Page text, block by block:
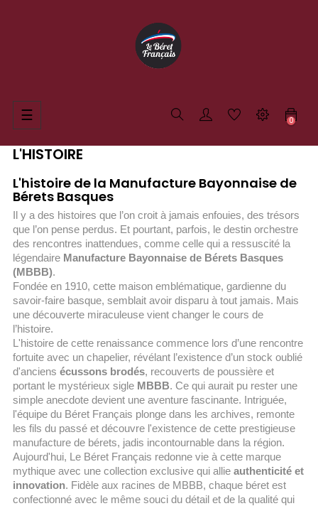
Basculer
la
navigation
☰ 0
L'HISTOIRE
L'histoire de la Manufacture Bayonnaise de
Bérets Basques
Il y a des histoires que l’on croit à jamais enfouies, des trésors
que l’on pense perdus. Et pourtant, parfois, le destin orchestre
des rencontres inattendues, comme celle qui a ressuscité la
légendaire Manufacture Bayonnaise de Bérets Basques
(MBBB).
Fondée en 1910, cette maison emblématique, gardienne du
savoir-faire basque, semblait avoir disparu à tout jamais. Mais
une découverte miraculeuse vient changer le cours de
l’histoire.
L'histoire de cette renaissance commence lors d’une rencontre
fortuite avec un chapelier, révélant l’existence d’un stock oublié
d'anciens écussons brodés, recouverts de poussière et
portant le mystérieux sigle MBBB. Ce qui aurait pu rester une
simple anecdote devient une aventure fascinante. Intriguée,
l'équipe du Béret Français plonge dans les archives, remonte
les fils du passé et découvre l'existence de cette prestigieuse
manufacture de bérets, jadis incontournable dans la région.
Aujourd'hui, Le Béret Français redonne vie à cette marque
mythique avec une collection exclusive qui allie authenticité et
innovation. Fidèle aux racines de MBBB, chaque béret est
confectionné avec le même souci du détail et de la qualité qui